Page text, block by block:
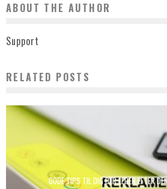
ABOUT THE AUTHOR
Support
RELATED POSTS
GODE TIPS TIL DIG DER LEDER EFTER